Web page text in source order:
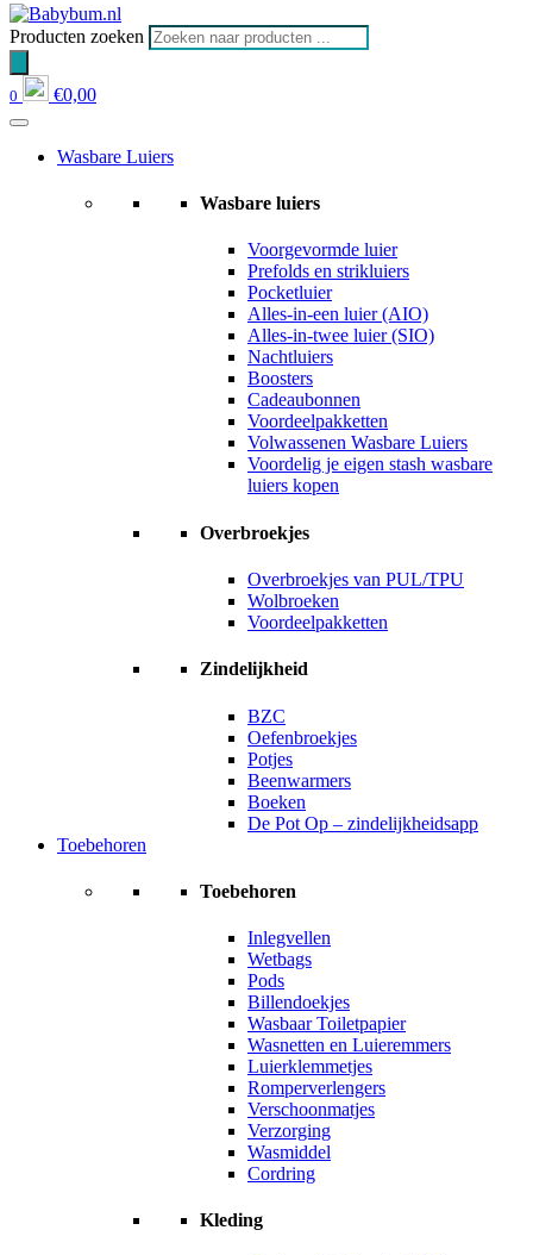
Producten zoeken
0 €0,00
Wasbare Luiers
Wasbare luiers
Voorgevormde luier
Prefolds en strikluiers
Pocketluier
Alles-in-een luier (AIO)
Alles-in-twee luier (SIO)
Nachtluiers
Boosters
Cadeaubonnen
Voordeelpakketten
Volwassenen Wasbare Luiers
Voordelig je eigen stash wasbare
luiers kopen
Overbroekjes
Overbroekjes van PUL/TPU
Wolbroeken
Voordeelpakketten
Zindelijkheid
BZC
Oefenbroekjes
Potjes
Beenwarmers
Boeken
De Pot Op – zindelijkheidsapp
Toebehoren
Toebehoren
Inlegvellen
Wetbags
Pods
Billendoekjes
Wasbaar Toiletpapier
Wasnetten en Luieremmers
Luierklemmetjes
Romperverlengers
Verschoonmatjes
Verzorging
Wasmiddel
Cordring
Kleding